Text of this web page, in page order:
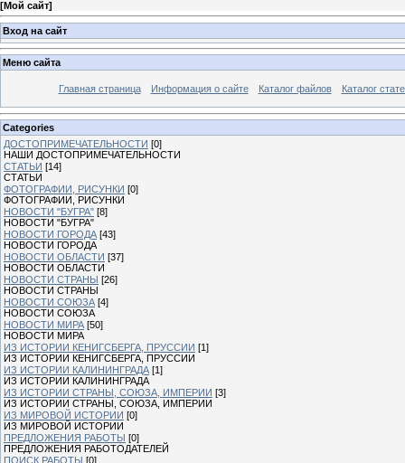
[Мой сайт]
Вход на сайт
Меню сайта
Главная страница Информация о сайте Каталог файлов Каталог
Categories
ДОСТОПРИМЕЧАТЕЛЬНОСТИ [0]
НАШИ ДОСТОПРИМЕЧАТЕЛЬНОСТИ
СТАТЬИ [14]
СТАТЬИ
ФОТОГРАФИИ, РИСУНКИ [0]
ФОТОГРАФИИ, РИСУНКИ
НОВОСТИ "БУГРА" [8]
НОВОСТИ "БУГРА"
НОВОСТИ ГОРОДА [43]
НОВОСТИ ГОРОДА
НОВОСТИ ОБЛАСТИ [37]
НОВОСТИ ОБЛАСТИ
НОВОСТИ СТРАНЫ [26]
НОВОСТИ СТРАНЫ
НОВОСТИ СОЮЗА [4]
НОВОСТИ СОЮЗА
НОВОСТИ МИРА [50]
НОВОСТИ МИРА
ИЗ ИСТОРИИ КЕНИГСБЕРГА, ПРУССИИ [1]
ИЗ ИСТОРИИ КЕНИГСБЕРГА, ПРУССИИ
ИЗ ИСТОРИИ КАЛИНИНГРАДА [1]
ИЗ ИСТОРИИ КАЛИНИНГРАДА
ИЗ ИСТОРИИ СТРАНЫ, СОЮЗА, ИМПЕРИИ [3]
ИЗ ИСТОРИИ СТРАНЫ, СОЮЗА, ИМПЕРИИ
ИЗ МИРОВОЙ ИСТОРИИ [0]
ИЗ МИРОВОЙ ИСТОРИИ
ПРЕДЛОЖЕНИЯ РАБОТЫ [0]
ПРЕДЛОЖЕНИЯ РАБОТОДАТЕЛЕЙ
ПОИСК РАБОТЫ [0]